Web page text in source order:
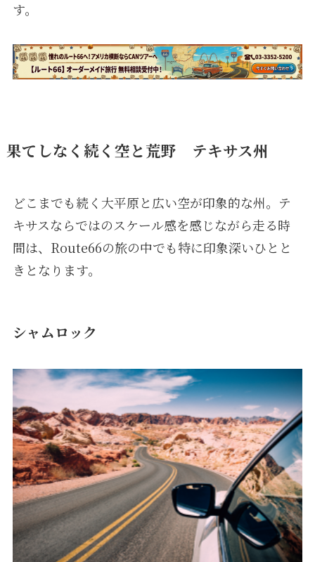
す。
果てしなく続く空と荒野 テキサス州
どこまでも続く大平原と広い空が印象的な州。テ
キサスならではのスケール感を感じながら走る時
間は、Route66の旅の中でも特に印象深いひとと
きとなります。
シャムロック